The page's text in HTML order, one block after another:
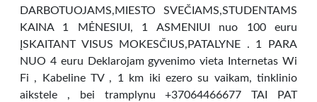
DARBOTUOJAMS,MIESTO SVEČIAMS,STUDENTAMS
KAINA 1 MĖNESIUI, 1 ASMENIUI nuo 100 euru
ĮSKAITANT VISUS MOKESČIUS,PATALYNE . 1 PARA
NUO 4 euru Deklarojam gyvenimo vieta Internetas Wi
Fi , Kabeline TV , 1 km iki ezero su vaikam, tinklinio
aikstele , bei tramplynu +37064466677 TAI PAT